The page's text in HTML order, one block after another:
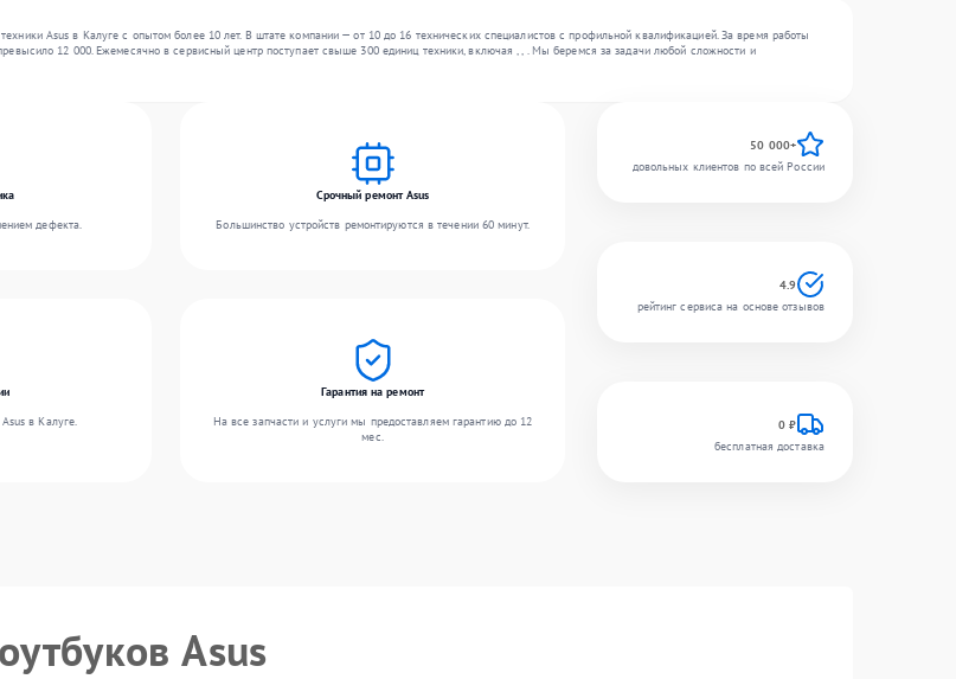
Asus в Калуге с опытом более 10 лет. В штате компании — от 10 до 16 технических специалистов с профильной квалификацией. За время работы
12 000. Ежемесячно в сервисный центр поступает свыше 300 единиц техники, включая , , . Мы беремся за задачи любой сложности и
дефекта.
Срочный ремонт Asus
Большинство устройств ремонтируются в течении 60 минут.
в Калуге.
Гарантия на ремонт
На все запчасти и услуги мы предоставляем гарантию до 12
мес.
50 000+
довольных клиентов по всей России
4.9
рейтинг сервиса на основе отзывов
0 ₽
бесплатная доставка
Asus